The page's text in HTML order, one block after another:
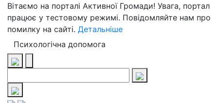
Вітаємо на порталі Активної Громади! Увага, портал
працює у тестовому режимі. Повідомляйте нам про
помилку на сайті. Детальніше
Психологічна допомога